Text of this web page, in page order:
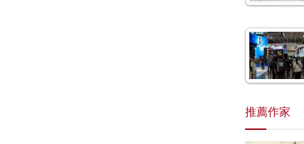
推薦作家